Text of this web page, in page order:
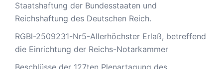
Staatshaftung der Bundesstaaten und
Reichshaftung des Deutschen Reich.
RGBl-2509231-Nr5-Allerhöchster Erlaß, betreffend
die Einrichtung der Reichs-Notarkammer